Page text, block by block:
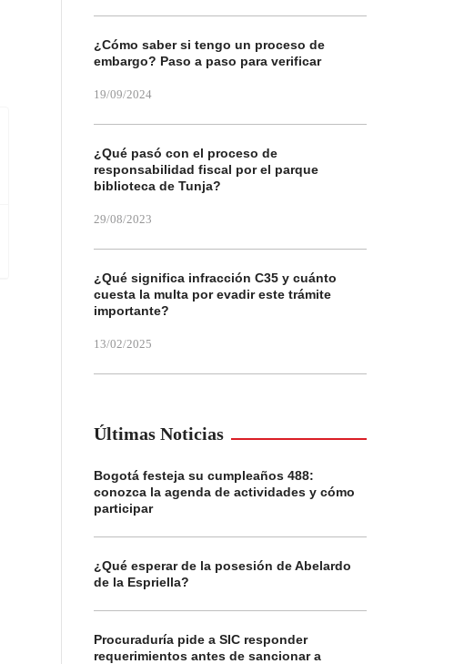
¿Cómo saber si tengo un proceso de
embargo? Paso a paso para verificar
19/09/2024
¿Qué pasó con el proceso de
responsabilidad fiscal por el parque
biblioteca de Tunja?
29/08/2023
¿Qué significa infracción C35 y cuánto
cuesta la multa por evadir este trámite
importante?
13/02/2025
Últimas Noticias
Bogotá festeja su cumpleaños 488:
conozca la agenda de actividades y cómo
participar
¿Qué esperar de la posesión de Abelardo
de la Espriella?
Procuraduría pide a SIC responder
requerimientos antes de sancionar a